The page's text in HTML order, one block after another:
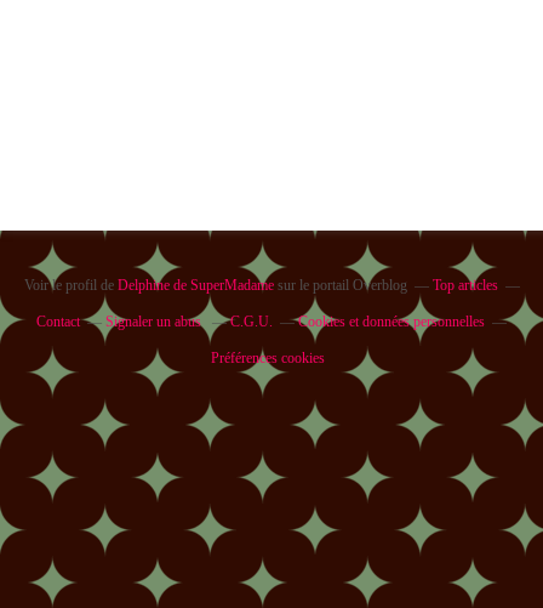
Voir le profil de Delphine de SuperMadamesur le portail Overblog Top articles
Contact Signaler un abus C.G.U. Cookies et données personnelles
Préférences cookies